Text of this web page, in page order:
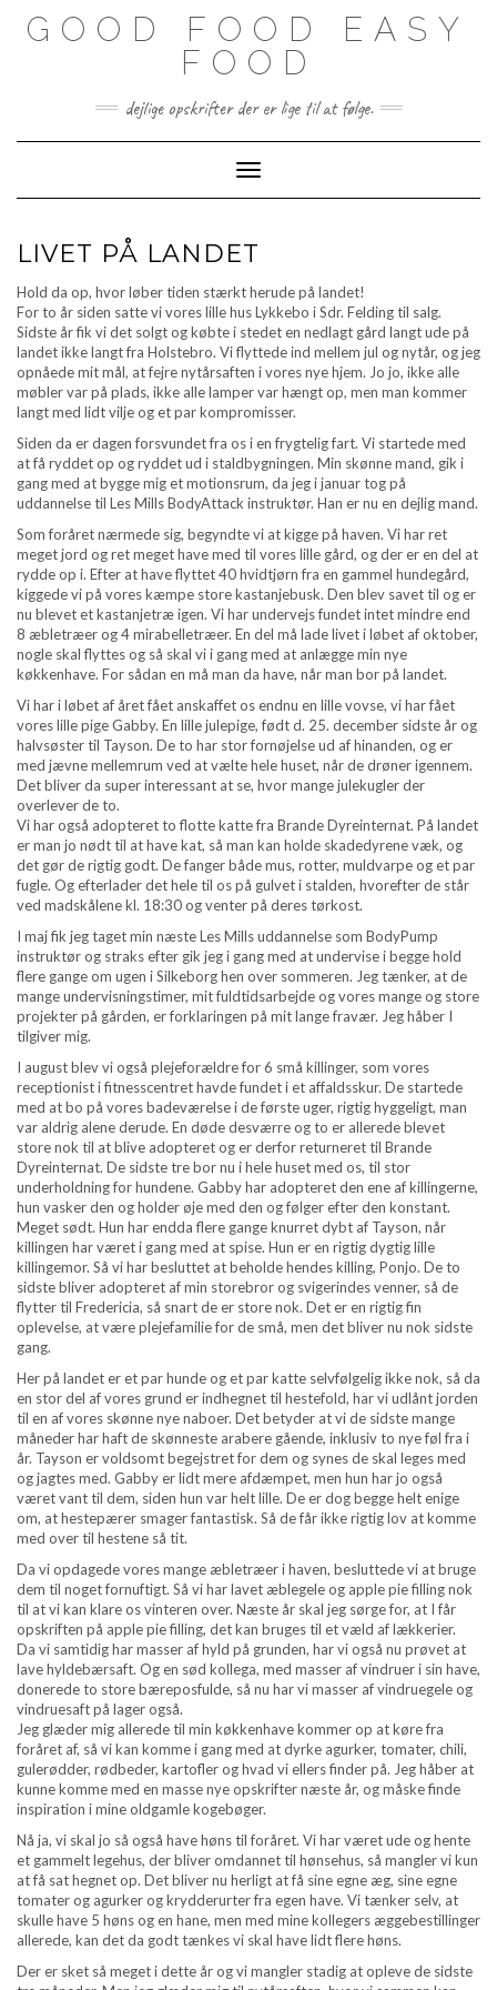
GOOD FOOD EASY
FOOD
dejlige opskrifter der er lige til at følge.
Toggle Navigation
LIVET PÅ LANDET
Hold da op, hvor løber tiden stærkt herude på landet!
For to år siden satte vi vores lille hus Lykkebo i Sdr. Felding til salg.
Sidste år fik vi det solgt og købte i stedet en nedlagt gård langt ude på
landet ikke langt fra Holstebro. Vi flyttede ind mellem jul og nytår, og jeg
opnåede mit mål, at fejre nytårsaften i vores nye hjem. Jo jo, ikke alle
møbler var på plads, ikke alle lamper var hængt op, men man kommer
langt med lidt vilje og et par kompromisser.
Siden da er dagen forsvundet fra os i en frygtelig fart. Vi startede med
at få ryddet op og ryddet ud i staldbygningen. Min skønne mand, gik i
gang med at bygge mig et motionsrum, da jeg i januar tog på
uddannelse til Les Mills BodyAttack instruktør. Han er nu en dejlig mand.
Som foråret nærmede sig, begyndte vi at kigge på haven. Vi har ret
meget jord og ret meget have med til vores lille gård, og der er en del at
rydde op i. Efter at have flyttet 40 hvidtjørn fra en gammel hundegård,
kiggede vi på vores kæmpe store kastanjebusk. Den blev savet til og er
nu blevet et kastanjetræ igen. Vi har undervejs fundet intet mindre end
8 æbletræer og 4 mirabelletræer. En del må lade livet i løbet af oktober,
nogle skal flyttes og så skal vi i gang med at anlægge min nye
køkkenhave. For sådan en må man da have, når man bor på landet.
Vi har i løbet af året fået anskaffet os endnu en lille vovse, vi har fået
vores lille pige Gabby. En lille julepige, født d. 25. december sidste år og
halvsøster til Tayson. De to har stor fornøjelse ud af hinanden, og er
med jævne mellemrum ved at vælte hele huset, når de drøner igennem.
Det bliver da super interessant at se, hvor mange julekugler der
overlever de to.
Vi har også adopteret to flotte katte fra Brande Dyreinternat. På landet
er man jo nødt til at have kat, så man kan holde skadedyrene væk, og
det gør de rigtig godt. De fanger både mus, rotter, muldvarpe og et par
fugle. Og efterlader det hele til os på gulvet i stalden, hvorefter de står
ved madskålene kl. 18:30 og venter på deres tørkost.
I maj fik jeg taget min næste Les Mills uddannelse som BodyPump
instruktør og straks efter gik jeg i gang med at undervise i begge hold
flere gange om ugen i Silkeborg hen over sommeren. Jeg tænker, at de
mange undervisningstimer, mit fuldtidsarbejde og vores mange og store
projekter på gården, er forklaringen på mit lange fravær. Jeg håber I
tilgiver mig.
I august blev vi også plejeforældre for 6 små killinger, som vores
receptionist i fitnesscentret havde fundet i et affaldsskur. De startede
med at bo på vores badeværelse i de første uger, rigtig hyggeligt, man
var aldrig alene derude. En døde desværre og to er allerede blevet
store nok til at blive adopteret og er derfor returneret til Brande
Dyreinternat. De sidste tre bor nu i hele huset med os, til stor
underholdning for hundene. Gabby har adopteret den ene af killingerne,
hun vasker den og holder øje med den og følger efter den konstant.
Meget sødt. Hun har endda flere gange knurret dybt af Tayson, når
killingen har været i gang med at spise. Hun er en rigtig dygtig lille
killingemor. Så vi har besluttet at beholde hendes killing, Ponjo. De to
sidste bliver adopteret af min storebror og svigerindes venner, så de
flytter til Fredericia, så snart de er store nok. Det er en rigtig fin
oplevelse, at være plejefamilie for de små, men det bliver nu nok sidste
gang.
Her på landet er et par hunde og et par katte selvfølgelig ikke nok, så da
en stor del af vores grund er indhegnet til hestefold, har vi udlånt jorden
til en af vores skønne nye naboer. Det betyder at vi de sidste mange
måneder har haft de skønneste arabere gående, inklusiv to nye føl fra i
år. Tayson er voldsomt begejstret for dem og synes de skal leges med
og jagtes med. Gabby er lidt mere afdæmpet, men hun har jo også
været vant til dem, siden hun var helt lille. De er dog begge helt enige
om, at hestepærer smager fantastisk. Så de får ikke rigtig lov at komme
med over til hestene så tit.
Da vi opdagede vores mange æbletræer i haven, besluttede vi at bruge
dem til noget fornuftigt. Så vi har lavet æblegele og apple pie filling nok
til at vi kan klare os vinteren over. Næste år skal jeg sørge for, at I får
opskriften på apple pie filling, det kan bruges til et væld af lækkerier.
Da vi samtidig har masser af hyld på grunden, har vi også nu prøvet at
lave hyldebærsaft. Og en sød kollega, med masser af vindruer i sin have,
donerede to store bæreposfulde, så nu har vi masser af vindruegele og
vindruesaft på lager også.
Jeg glæder mig allerede til min køkkenhave kommer op at køre fra
foråret af, så vi kan komme i gang med at dyrke agurker, tomater, chili,
gulerødder, rødbeder, kartofler og hvad vi ellers finder på. Jeg håber at
kunne komme med en masse nye opskrifter næste år, og måske finde
inspiration i mine oldgamle kogebøger.
Nå ja, vi skal jo så også have høns til foråret. Vi har været ude og hente
et gammelt legehus, der bliver omdannet til hønsehus, så mangler vi kun
at få sat hegnet op. Det bliver nu herligt at få sine egne æg, sine egne
tomater og agurker og krydderurter fra egen have. Vi tænker selv, at
skulle have 5 høns og en hane, men med mine kollegers æggebestillinger
allerede, kan det da godt tænkes vi skal have lidt flere høns.
Der er sket så meget i dette år og vi mangler stadig at opleve de sidste